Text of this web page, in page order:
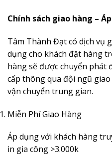
Chính sách giao hàng –
Tâm Thành Đạt có dịch vụ
dụng cho khách đặt hàng
hàng sẽ được chuyển phát
cấp thông qua đội ngũ
vận chuyển trung gian.
Miễn Phí Giao Hàng
Áp dụng với khách hàng
in gia công >3.000k